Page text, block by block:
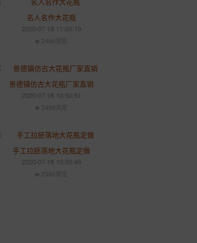
名人名作大花瓶
2020-07-18 11:00:19
2466浏览
景德镇仿古大花瓶厂家直销
2020-07-18 10:50:51
2459浏览
手工拉胚落地大花瓶定做
2020-07-18 10:50:46
2566浏览